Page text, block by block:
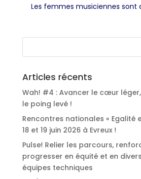
Les femmes musiciennes sont
Articles récents
Wah! #4 : Avancer le cœur
le poing levé !
Rencontres nationales « Egalité
18 et 19 juin 2026 à Evreux !
Pulse! Relier les parcours,
progresser en équité et en
équipes techniques